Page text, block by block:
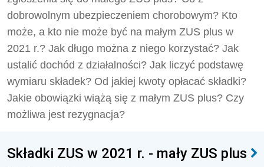
dobrowolnym ubezpieczeniem chorobowym? Kto
może, a kto nie może być na małym ZUS plus w
2021 r.? Jak długo można z niego korzystać? Jak
ustalić dochód z działalności? Jak liczyć podstawę
wymiaru składek? Od jakiej kwoty opłacać składki?
Jakie obowiązki wiążą się z małym ZUS plus? Czy
możliwa jest rezygnacja?
Składki ZUS w 2021 r. - mały ZUS plus